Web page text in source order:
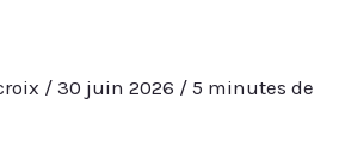
/30 juin 2026 /5 minutes de